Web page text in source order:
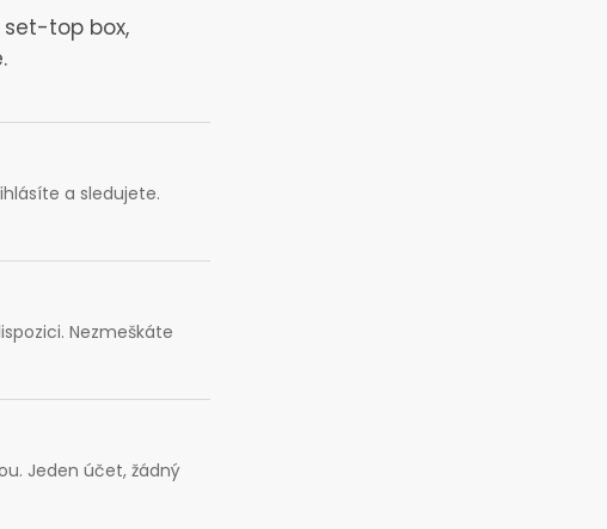
set-top box,
a sledujete.
Nezmeškáte
Jeden účet, žádný